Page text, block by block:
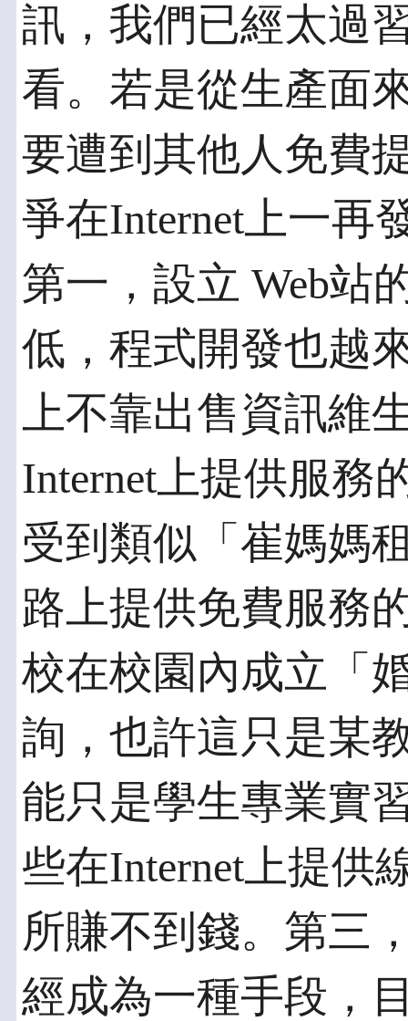
訊，我們已經太過
看。若是從生產面
要遭到其他人免費
爭在Internet上一再
第一，設立 Web站
低，程式開發也越
上不靠出售資訊維
Internet上提供服務
受到類似「崔媽媽
路上提供免費服務
校在校園內成立「
詢，也許這只是某
能只是學生專業實
些在Internet上提供
所賺不到錢。第三
經成為一種手段，